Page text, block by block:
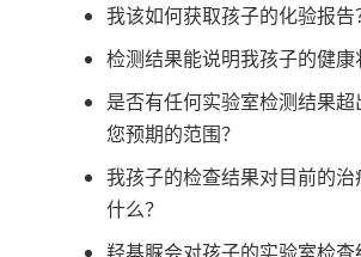
我该如何获取孩子的化验报告
检测结果能说明我孩子的健康
是否有任何实验室检测结果
您预期的范围？
我孩子的检查结果对目前的
什么？
羟基脲会对孩子的实验室检